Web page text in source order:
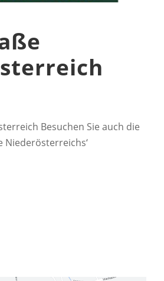
Besuchen Sie auch die
Niederösterreichs‘